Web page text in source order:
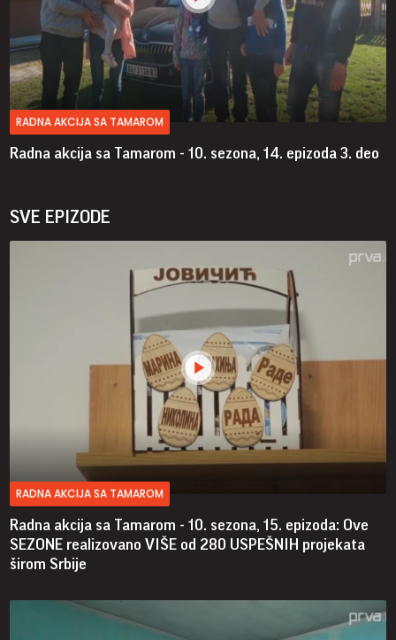
RADNA AKCIJA SA TAMAROM
Radna akcija sa Tamarom - 10. sezona, 14. epizoda 3. deo
SVE EPIZODE
RADNA AKCIJA SA TAMAROM
Radna akcija sa Tamarom - 10. sezona, 15. epizoda: Ove
SEZONE realizovano VIŠE od 280 USPEŠNIH projekata
širom Srbije